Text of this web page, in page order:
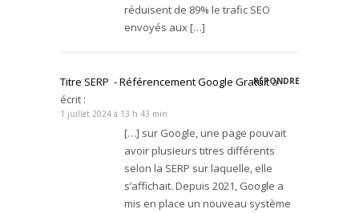
réduisent de 89% le trafic SEO
envoyés aux […]
Titre SERP - Référencement Google Gratuita
écrit :
RÉPONDRE
1 juillet 2024 à 13 h 43 min
[…] sur Google, une page pouvait
avoir plusieurs titres différents
selon la SERP sur laquelle, elle
s’affichait. Depuis 2021, Google a
mis en place un nouveau système